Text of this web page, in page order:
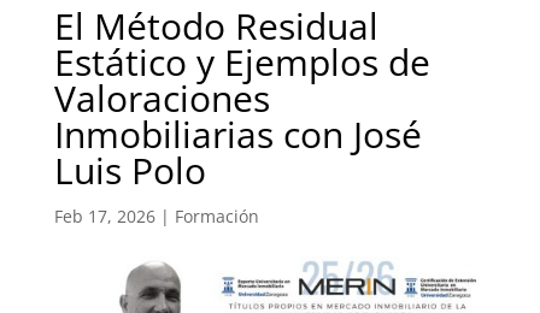
El Método Residual
Estático y Ejemplos de
Valoraciones
Inmobiliarias con José
Luis Polo
Feb 17, 2026| Formación